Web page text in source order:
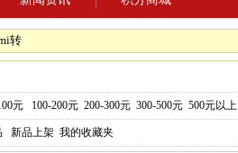
转
元 100-200元 200-300元 300-500元 500元以上
新品上架 我的收藏夹